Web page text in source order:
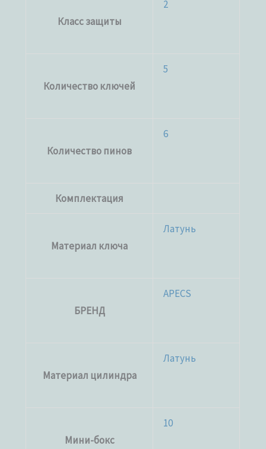
Класс защиты
2
Количество ключей
5
Количество пинов
6
Комплектация
Материал ключа
Латунь
БРЕНД
APECS
Материал цилиндра
Латунь
Мини-бокс
10